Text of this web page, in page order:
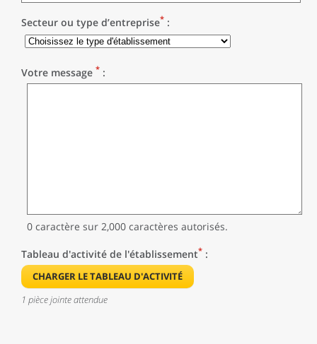
Secteur ou type d’entreprise* :
Votre message * :
0 caractère sur 2,000 caractères autorisés.
Tableau d'activité de l'établissement* :
CHARGER LE TABLEAU D'ACTIVITÉ
1 pièce jointe attendue